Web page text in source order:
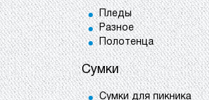
Пледы
Разное
Полотенца
Сумки
Сумки для пикника